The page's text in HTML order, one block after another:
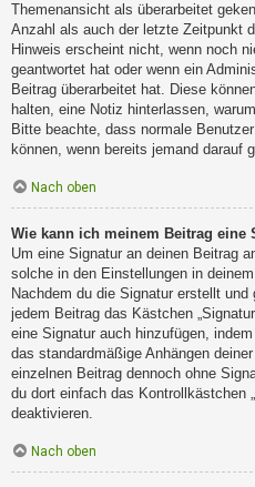
Themenansicht als überarbeitet
Anzahl als auch der letzte Zeitpunkt
Hinweis erscheint nicht, wenn noch
geantwortet hat oder wenn ein
Beitrag überarbeitet hat. Diese
halten, eine Notiz hinterlassen,
Bitte beachte, dass normale
können, wenn bereits jemand darauf
Nach oben
Wie kann ich meinem Beitrag eine
Um eine Signatur an deinen Beitrag
solche in den Einstellungen in
Nachdem du die Signatur erstellt
jedem Beitrag das Kästchen
eine Signatur auch hinzufügen,
das standardmäßige Anhängen
einzelnen Beitrag dennoch ohne
du dort einfach das Kontrollkästchen
deaktivieren.
Nach oben